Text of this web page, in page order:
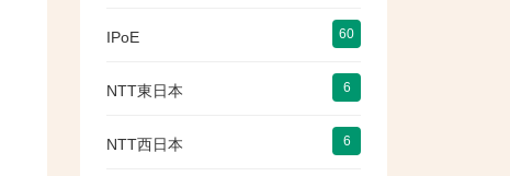
IPoE 60
NTT東日本 6
NTT西日本 6